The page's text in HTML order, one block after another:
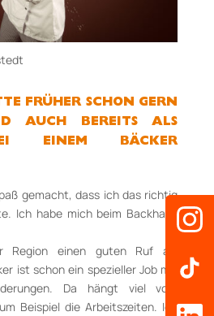
FRÜHER SCHON GERN
AUCH BEREITS ALS
EINEM BÄCKER
gemacht, dass ich das richtig
Ich habe mich beim Backhaus
einen guten Ruf als
ist schon ein spezieller Job mit
Da hängt viel vom
Beispiel die Arbeitszeiten. Ich